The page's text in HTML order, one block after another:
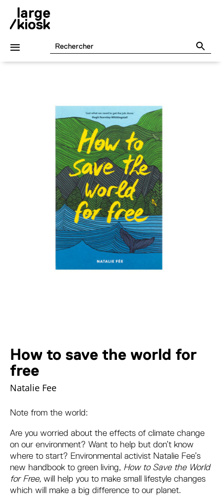
How to save the world for
free
Natalie Fee
Note from the world:
Are you worried about the effects of climate change
on our environment? Want to help but don’t know
where to start? Environmental activist Natalie Fee’s
new handbook to green living, How to Save the World
for Free, will help you to make small lifestyle changes
which will make a big difference to our planet.